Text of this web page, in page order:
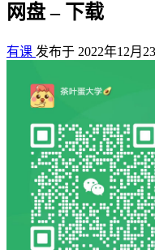
网盘 – 下载
有课 发布于 2022年12月